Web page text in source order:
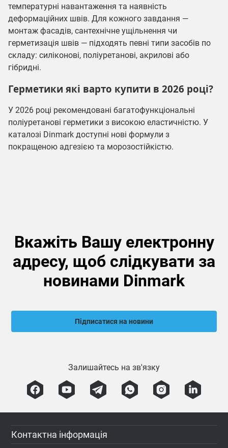
температурні навантаження та наявність
деформаційних швів. Для кожного завдання —
монтаж фасадів, сантехнічне ущільнення чи
герметизація швів — підходять певні типи засобів по
складу: силіконові, поліуретанові, акрилові або
гібридні.
Герметики які варто купити в 2026 році?
У 2026 році рекомендовані багатофункціональні
поліуретанові герметики з високою еластичністю. У
каталозі Dinmark доступні нові формули з
покращеною адгезією та морозостійкістю.
Вкажіть Вашу електронну
адресу, щоб слідкувати за
новинами Dinmark
Підписатися на новини
Залишайтесь на зв'язку
Контактна інформація